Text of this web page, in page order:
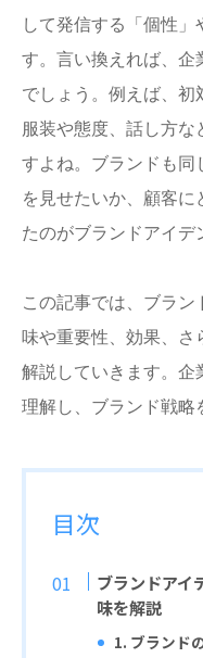
して発信する「個性
す。言い換えれば、企
でしょう。例えば、初
服装や態度、話し方な
すよね。ブランドも同
を見せたいか、顧客に
たのがブランドアイデ
この記事では、ブラ
味や重要性、効果、さ
解説していきます。企
理解し、ブランド戦略
目次
ブランドアイ
味を解説
1. ブランド